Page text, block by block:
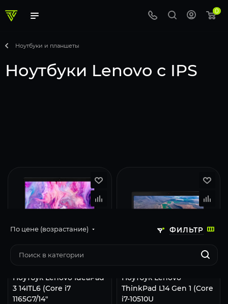
0
Ноутбуки и планшеты
Ноутбуки Lenovo с IPS
ФИЛЬТР
По цене (возрастание)
Ноутбук Lenovo IdeaPad
3 14ITL6 (Core i7
1165G7/14"
Ноутбук Lenovo
ThinkPad L14 Gen 1 (Core
i7-10510U